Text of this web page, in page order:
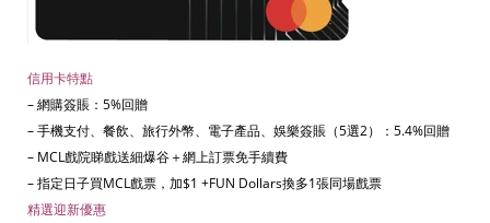
信用卡特點
– 網購簽賬：5%回贈
– 手機支付、餐飲、旅行外幣、電子產品、娛樂簽賬（5選2）：5.4%回贈
– MCL戲院睇戲送細爆谷＋網上訂票免手續費
– 指定日子買MCL戲票，加$1 +FUN Dollars換多1張同場戲票
精選迎新優惠